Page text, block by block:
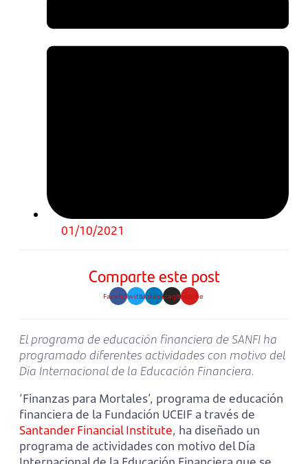
01/10/2021
Comparte este post
FacebookTwitterLinkedinInstagramYoutube
El programa de educación financiera de SANFI ha
programado diferentes actividades con motivo del
Día Internacional de la Educación Financiera.
‘Finanzas para Mortales’, programa de educación
financiera de la Fundación UCEIF a través de
Santander Financial Institute, ha diseñado un
programa de actividades con motivo del Día